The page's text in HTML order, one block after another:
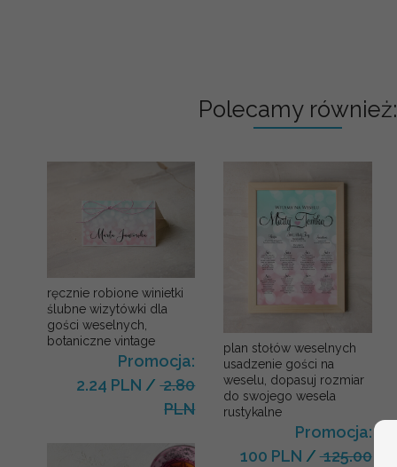
Polecamy również:
ręcznie robione winietki
ślubne wizytówki dla
gości weselnych,
botaniczne vintage
Promocja:
2.24 PLN /2.80
PLN
plan stołów weselnych
usadzenie gości na
weselu, dopasuj rozmiar
do swojego wesela
rustykalne
Promocja:
100 PLN /125.00